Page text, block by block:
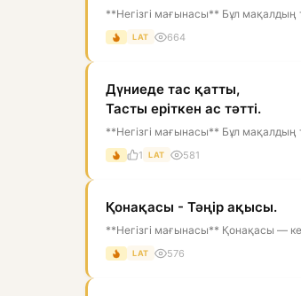
**Негізгі мағынасы** Бұл
LAT 664
Дүниеде тас қатты,
Тасты еріткен ас тәтті.
**Негізгі мағынасы** Бұл
1 LAT 581
Қонақасы - Тәңір ақысы.
**Негізгі мағынасы** Қонақасы —
LAT 576